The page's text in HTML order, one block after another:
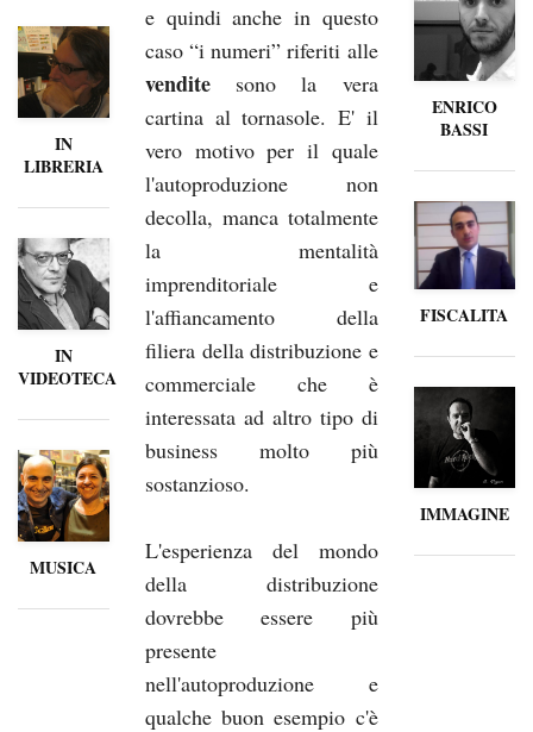
IN
LIBRERIA
IN
VIDEOTECA
MUSICA
e quindi anche in questo
caso “i numeri” riferiti alle
venditesono la vera
cartina al tornasole. E' il
vero motivo per il quale
l'autoproduzione non
decolla, manca totalmente
la mentalità
imprenditoriale e
l'affiancamento della
filiera della distribuzione e
commerciale che è
interessata ad altro tipo di
business molto più
sostanzioso.
L'esperienza del mondo
della distribuzione
dovrebbe essere più
presente
nell'autoproduzione e
qualche buon esempio c'è
ENRICO
BASSI
FISCALITA
IMMAGINE